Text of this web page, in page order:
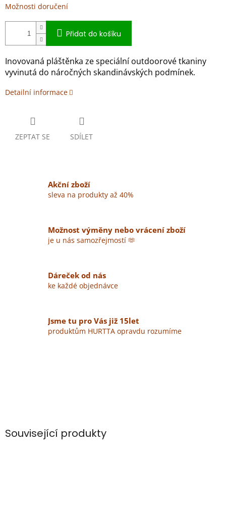
Možnosti doručení
Přidat do košíku
Inovovaná pláštěnka ze speciální outdoorové tkaniny
vyvinutá do náročných skandinávských podmínek.
Detailní informace
ZEPTAT SE SDÍLET
Akční zboží
sleva na produkty až 40%
Možnost výměny nebo vrácení zboží
je u nás samozřejmostí 🫶
Dáreček od nás
ke každé objednávce
Jsme tu pro Vás již 15let
produktům HURTTA opravdu rozumíme
Související produkty